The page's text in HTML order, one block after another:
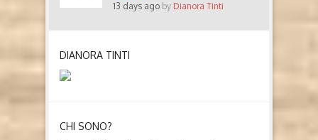
13 days ago by Dianora Tinti
DIANORA TINTI
CHI SONO?